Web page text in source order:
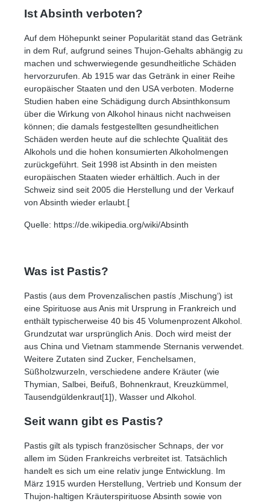
Ist Absinth verboten?
Auf dem Höhepunkt seiner Popularität stand das Getränk
in dem Ruf, aufgrund seines Thujon-Gehalts abhängig zu
machen und schwerwiegende gesundheitliche Schäden
hervorzurufen. Ab 1915 war das Getränk in einer Reihe
europäischer Staaten und den USA verboten. Moderne
Studien haben eine Schädigung durch Absinthkonsum
über die Wirkung von Alkohol hinaus nicht nachweisen
können; die damals festgestellten gesundheitlichen
Schäden werden heute auf die schlechte Qualität des
Alkohols und die hohen konsumierten Alkoholmengen
zurückgeführt. Seit 1998 ist Absinth in den meisten
europäischen Staaten wieder erhältlich. Auch in der
Schweiz sind seit 2005 die Herstellung und der Verkauf
von Absinth wieder erlaubt.[
Quelle: https://de.wikipedia.org/wiki/Absinth
Was ist Pastis?
Pastis (aus dem Provenzalischen pastís ‚Mischung‘) ist
eine Spirituose aus Anis mit Ursprung in Frankreich und
enthält typischerweise 40 bis 45 Volumenprozent Alkohol.
Grundzutat war ursprünglich Anis. Doch wird meist der
aus China und Vietnam stammende Sternanis verwendet.
Weitere Zutaten sind Zucker, Fenchelsamen,
Süßholzwurzeln, verschiedene andere Kräuter (wie
Thymian, Salbei, Beifuß, Bohnenkraut, Kreuzkümmel,
Tausendgüldenkraut[1]), Wasser und Alkohol.
Seit wann gibt es Pastis?
Pastis gilt als typisch französischer Schnaps, der vor
allem im Süden Frankreichs verbreitet ist. Tatsächlich
handelt es sich um eine relativ junge Entwicklung. Im
März 1915 wurden Herstellung, Vertrieb und Konsum der
Thujon-haltigen Kräuterspirituose Absinth sowie von